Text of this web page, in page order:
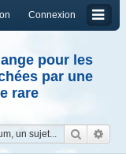
Connexion
pour les
par une
rare